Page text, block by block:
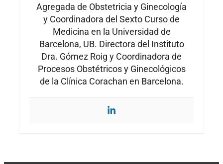
Agregada de Obstetricia y Ginecología
y Coordinadora del Sexto Curso de
Medicina en la Universidad de
Barcelona, UB. Directora del Instituto
Dra. Gómez Roig y Coordinadora de
Procesos Obstétricos y Ginecológicos
de la Clínica Corachan en Barcelona.